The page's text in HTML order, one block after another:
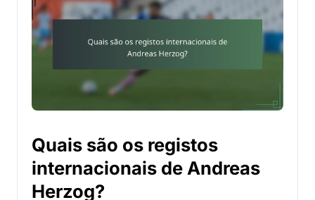
Quais são os registos
internacionais de Andreas
Herzog?